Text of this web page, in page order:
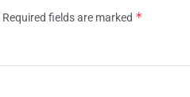
Required fields are marked *